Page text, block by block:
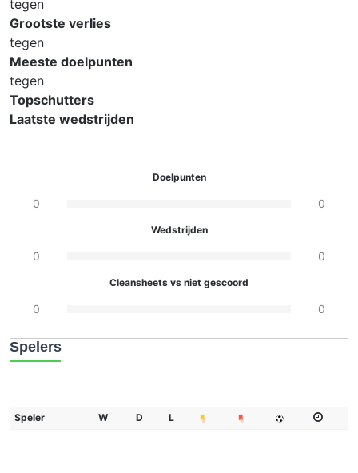
tegen
Grootste verlies
tegen
Meeste doelpunten
tegen
Topschutters
Laatste wedstrijden
Doelpunten
0 0
Wedstrijden
0 0
Cleansheets vs niet gescoord
0 0
Spelers
Speler W D L